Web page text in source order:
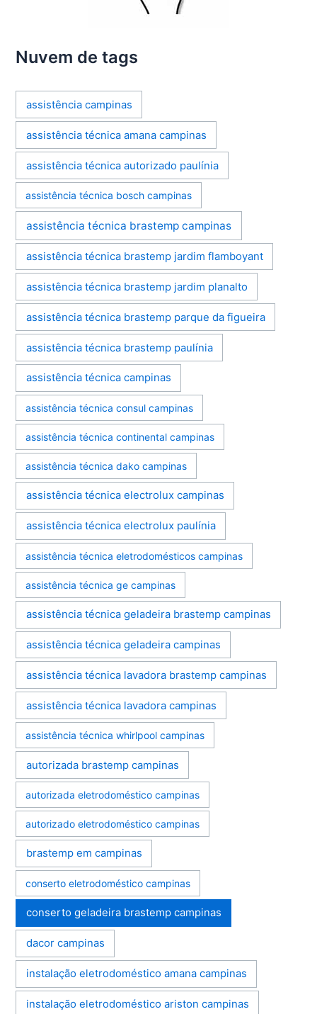
Nuvem de tags
assistência campinas
assistência técnica amana campinas
assistência técnica autorizado paulínia
assistência técnica bosch campinas
assistência técnica brastemp campinas
assistência técnica brastemp jardim flamboyant
assistência técnica brastemp jardim planalto
assistência técnica brastemp parque da figueira
assistência técnica brastemp paulínia
assistência técnica campinas
assistência técnica consul campinas
assistência técnica continental campinas
assistência técnica dako campinas
assistência técnica electrolux campinas
assistência técnica electrolux paulínia
assistência técnica eletrodomésticos campinas
assistência técnica ge campinas
assistência técnica geladeira brastemp campinas
assistência técnica geladeira campinas
assistência técnica lavadora brastemp campinas
assistência técnica lavadora campinas
assistência técnica whirlpool campinas
autorizada brastemp campinas
autorizada eletrodoméstico campinas
autorizado eletrodoméstico campinas
brastemp em campinas
conserto eletrodoméstico campinas
conserto geladeira brastemp campinas
dacor campinas
instalação eletrodoméstico amana campinas
instalação eletrodoméstico ariston campinas